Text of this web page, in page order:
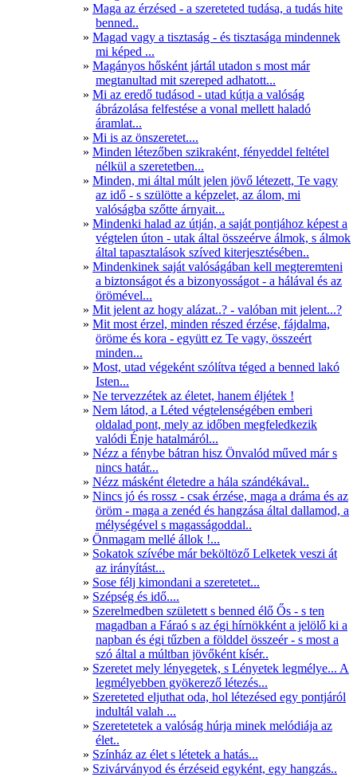
Maga az érzésed - a szereteted tudása, a tudás hite
benned..
Magad vagy a tisztaság - és tisztasága mindennek
mi képed ...
Magányos hősként jártál utadon s most már
megtanultad mit szereped adhatott...
Mi az eredő tudásod - utad kútja a valóság
ábrázolása felfestése a vonal mellett haladó
áramlat...
Mi is az önszeretet....
Minden létezőben szikraként, fényeddel feltétel
nélkül a szeretetben...
Minden, mi által múlt jelen jövő létezett, Te vagy
az idő - s szülötte a képzelet, az álom, mi
valóságba szőtte árnyait...
Mindenki halad az útján, a saját pontjához képest a
végtelen úton - utak által összeérve álmok, s álmok
által tapasztalások szíved kiterjesztésében..
Mindenkinek saját valóságában kell megteremteni
a biztonságot és a bizonyosságot - a hálával és az
örömével...
Mit jelent az hogy alázat..? - valóban mit jelent...?
Mit most érzel, minden részed érzése, fájdalma,
öröme és kora - együtt ez Te vagy, összeért
minden...
Most, utad végeként szólítva téged a benned lakó
Isten...
Ne tervezzétek az életet, hanem éljétek !
Nem látod, a Léted végtelenségében emberi
oldalad pont, mely az időben megfeledkezik
valódi Énje hatalmáról...
Nézz a fénybe bátran hisz Önvalód műved már s
nincs határ...
Nézz másként életedre a hála szándékával..
Nincs jó és rossz - csak érzése, maga a dráma és az
öröm - maga a zenéd és hangzása által dallamod, a
mélységével s magasságoddal..
Önmagam mellé állok !...
Sokatok szívébe már beköltöző Lelketek veszi át
az irányítást...
Sose félj kimondani a szeretetet...
Szépség és idő....
Szerelmedben született s benned élő Ős - s ten
magadban a Fáraó s az égi hírnökként a jelölő ki a
napban és égi tűzben a földdel összeér - s most a
szó által a múltban jövőként kísér..
Szeretet mely lényegetek, s Lényetek legmélye... A
legmélyebben gyökerező létezés...
Szereteted eljuthat oda, hol létezésed egy pontjáról
indultál valah ...
Szeretetetek a valóság húrja minek melódiája az
élet..
Színház az élet s létetek a hatás...
Szivárványod és érzéseid egyként, egy hangzás..